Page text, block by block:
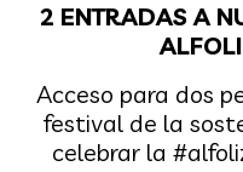
2 ENTRADAS A
Acceso para dos
festival de la
celebrar la